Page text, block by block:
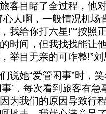
目睹了全过程，他
心人啊，一般情况机场
我给你打六星!”“按照
时间，但我找找能让
举目无亲的可咋整!”
她“爱管闲事”时，笑
’，每次看到旅客有
为我们的原因导致行